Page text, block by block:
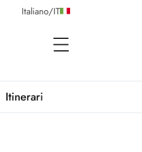
Italiano/IT
open Menu
Itinerari